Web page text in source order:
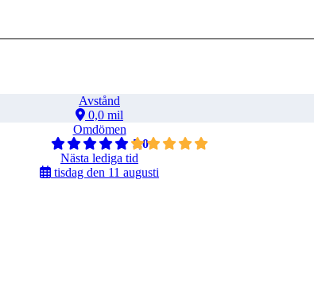
Avstånd
0,0 mil
Omdömen
5,0
Nästa lediga tid
tisdag den 11 augusti